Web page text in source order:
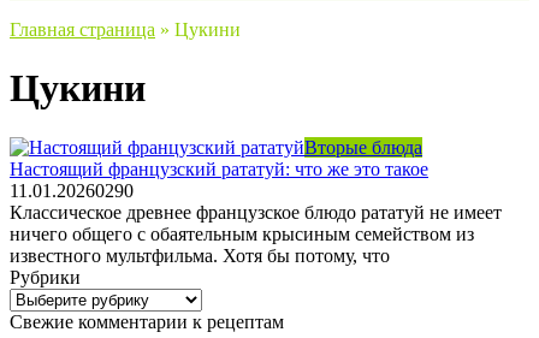
Главная страница » Цукини
Цукини
Вторые блюда
Настоящий французский рататуй: что же это такое
11.01.20260290
Классическое древнее французское блюдо рататуй не имеет
ничего общего с обаятельным крысиным семейством из
известного мультфильма. Хотя бы потому, что
Рубрики
Рубрики
Свежие комментарии к рецептам